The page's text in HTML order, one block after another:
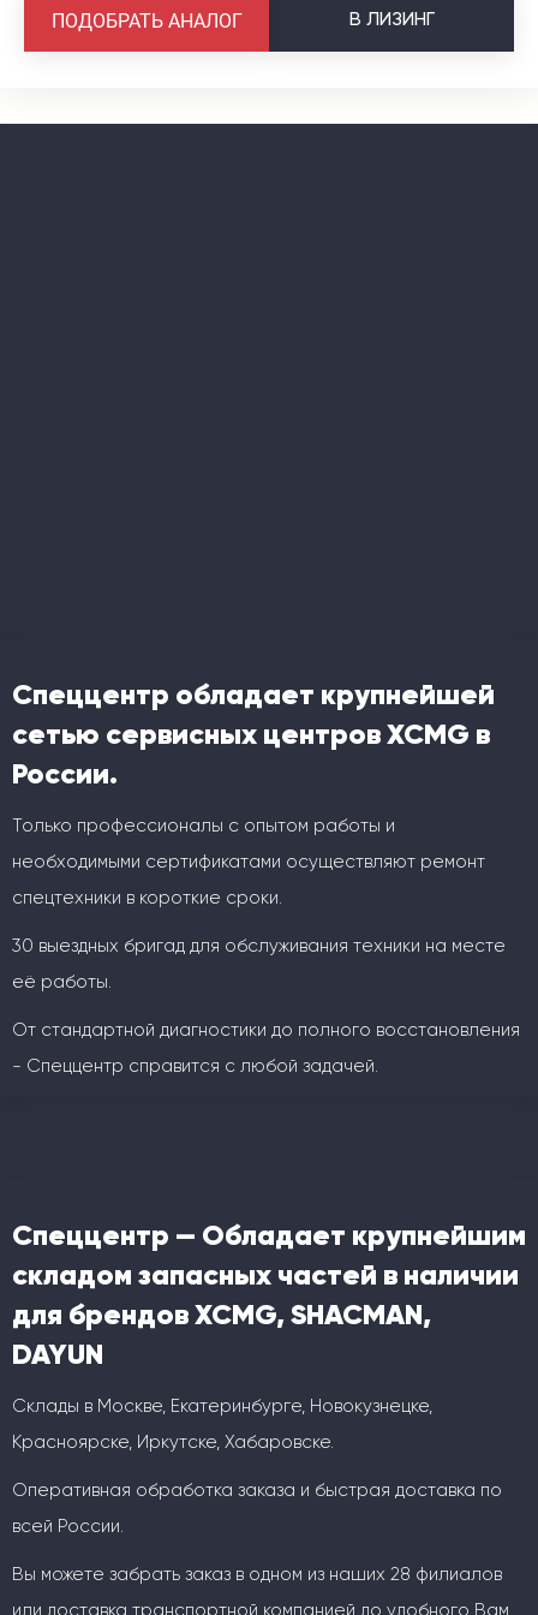
В ЛИЗИНГ
ПОДОБРАТЬ АНАЛОГ
Спеццентр обладает крупнейшей
сетью сервисных центров XCMG в
России.
Только профессионалы с опытом работы и
необходимыми сертификатами осуществляют ремонт
спецтехники в короткие сроки.
30 выездных бригад для обслуживания техники на месте
её работы.
От стандартной диагностики до полного восстановления
- Спеццентр справится с любой задачей.
Спеццентр — Обладает крупнейшим
складом запасных частей в наличии
для брендов XCMG, SHACMAN,
DAYUN
Склады в Москве, Екатеринбурге, Новокузнецке,
Красноярске, Иркутске, Хабаровске.
Оперативная обработка заказа и быстрая доставка по
всей России.
Вы можете забрать заказ в одном из наших 28 филиалов